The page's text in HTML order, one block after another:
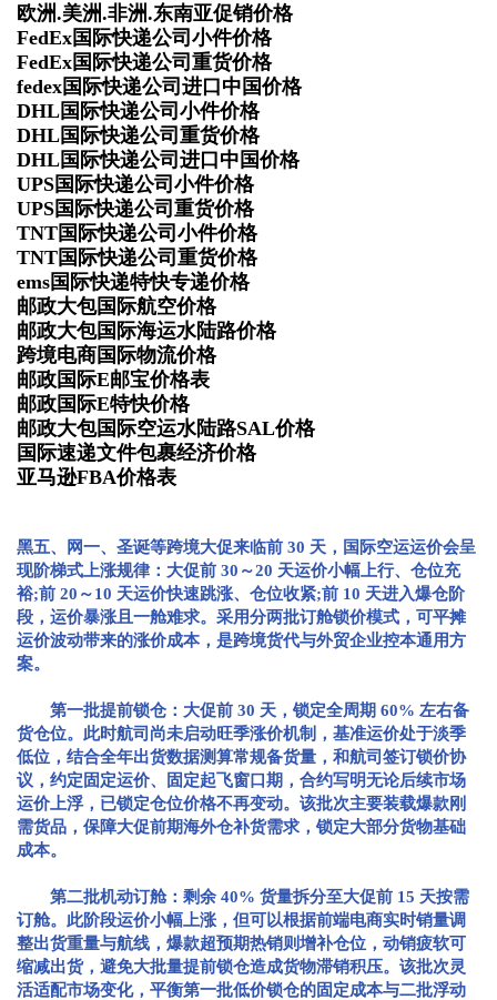
欧洲.美洲.非洲.东南亚促销价格
FedEx国际快递公司小件价格
FedEx国际快递公司重货价格
fedex国际快递公司进口中国价格
DHL国际快递公司小件价格
DHL国际快递公司重货价格
DHL国际快递公司进口中国价格
UPS国际快递公司小件价格
UPS国际快递公司重货价格
TNT国际快递公司小件价格
TNT国际快递公司重货价格
ems国际快递特快专递价格
邮政大包国际航空价格
邮政大包国际海运水陆路价格
跨境电商国际物流价格
邮政国际E邮宝价格表
邮政国际E特快价格
邮政大包国际空运水陆路SAL价格
国际速递文件包裹经济价格
亚马逊FBA价格表
黑五、网一、圣诞等跨境大促来临前 30 天，国际空运运价会呈
现阶梯式上涨规律：大促前 30～20 天运价小幅上行、仓位充
裕;前 20～10 天运价快速跳涨、仓位收紧;前 10 天进入爆仓阶
段，运价暴涨且一舱难求。采用分两批订舱锁价模式，可平摊
运价波动带来的涨价成本，是跨境货代与外贸企业控本通用方
案。
第一批提前锁仓：大促前 30 天，锁定全周期 60% 左右备
货仓位。此时航司尚未启动旺季涨价机制，基准运价处于淡季
低位，结合全年出货数据测算常规备货量，和航司签订锁价协
议，约定固定运价、固定起飞窗口期，合约写明无论后续市场
运价上浮，已锁定仓位价格不再变动。该批次主要装载爆款刚
需货品，保障大促前期海外仓补货需求，锁定大部分货物基础
成本。
第二批机动订舱：剩余 40% 货量拆分至大促前 15 天按需
订舱。此阶段运价小幅上涨，但可以根据前端电商实时销量调
整出货重量与航线，爆款超预期热销则增补仓位，动销疲软可
缩减出货，避免大批量提前锁仓造成货物滞销积压。该批次灵
活适配市场变化，平衡第一批低价锁仓的固定成本与二批浮动